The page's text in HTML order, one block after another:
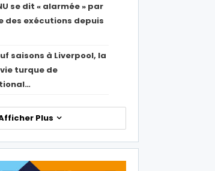
se dit « alarmée » par
des exécutions depuis
saisons à Liverpool, la
turque de
Plus